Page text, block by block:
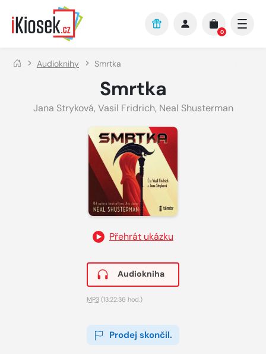
Přejít na hlavní obsah
0
Audioknihy Smrtka
Smrtka
Jana Stryková, Vasil Fridrich, Neal Shusterman
Přehrát ukázku
Audiokniha
MP3 (13:22:36 hod.)
Prodej skončil.